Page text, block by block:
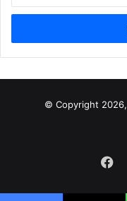
correo
© Copyright